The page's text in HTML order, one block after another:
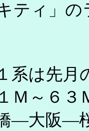
ティ」
系は先月
Ｍ～６３
―大阪―